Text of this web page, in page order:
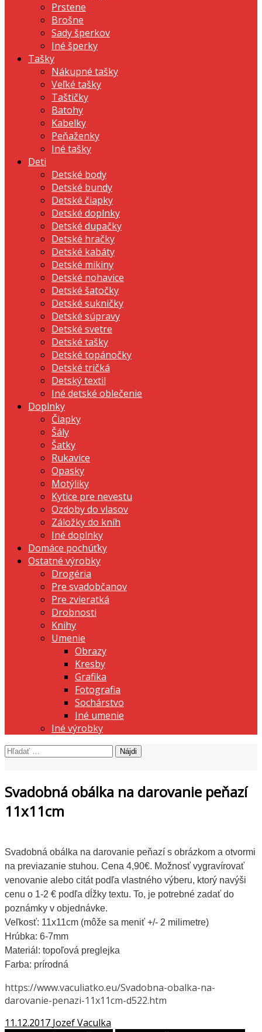
Prstene
Brošne
Sady šperkov
Iné šperky
Tašky
Nákupné tašky
Veľké tašky
Taštičky
Batohy
Kabelky
Peňaženky
Iné tašky
Deti
Detské body
Detské bundy
Detské čiapky
Detské doplnky
Detské dupačky
Detské hračky
Detské kabáty
Detské mikiny
Detské nohavice
Detské šatočky
Detské sukničky
Detské súpravy
Detské svetre
Detské tašky
Detské topánočky
Detské tričká
Detský textil
Iné detské oblečenie
Doplnky
Čiapky
Šály
Šatky
Rukavice
Opasky
Motýliky
Kytice pre nevestu
Ozdoby do vlasov
Záložky do kníh
Iné doplnky
Domáce pochúťky
Ostatné výrobky
Drogéria
Pre svadobčanov
Pre zvieratká
Drobnosti
Knihy
Umenie
Obrazy
Kresby
Grafika
Fotografia
Sochárstvo
Iné umenie
Iné výrobky
Hľadať:
Svadobná obálka na darovanie peňazí
11x11cm
Svadobná obálka na darovanie peňazí s obrázkom a otvormi
na previazanie stuhou. Cena 4,90€. Možnosť vygravírovať
venovanie alebo citát podľa vlastného výberu, ktorý navýši
cenu o 1-2 € podľa dĺžky textu. To, je potrebné zadať do
poznámky v objednávke.
Veľkosť: 11x11cm (môže sa meniť +/- 2 milimetre)
Hrúbka: 6-7mm
Materiál: topoľová preglejka
Farba: prírodná
https://www.vaculiatko.eu/Svadobna-obalka-na-
darovanie-penazi-11x11cm-d522.htm
11.12.2017 Jozef Vaculka